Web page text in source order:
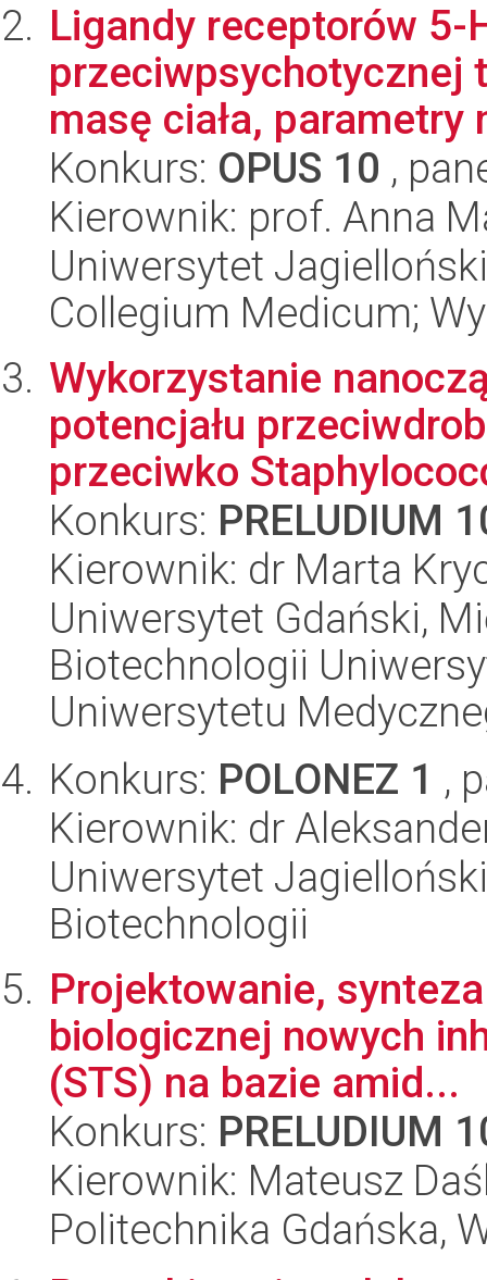
Ligandy receptorów 5-
przeciwpsychotycznej
masę ciała, parametry
Konkurs: OPUS 10 ,
Kierownik: prof. Anna
Uniwersytet
Collegium Medicum;
Wykorzystanie
potencjału
przeciwko
Konkurs: PRELUDIUM
Kierownik: dr Marta
Uniwersytet Gdański,
Biotechnologii
Uniwersytetu
Konkurs: POLONEZ 1 ,
Kierownik: dr
Uniwersytet
Biotechnologii
Projektowanie,
biologicznej nowych
(STS) na bazie amid...
Konkurs: PRELUDIUM
Kierownik: Mateusz
Politechnika Gdańska,